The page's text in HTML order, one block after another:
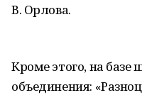
В. Орлова.
Кроме этого, на
объединения: